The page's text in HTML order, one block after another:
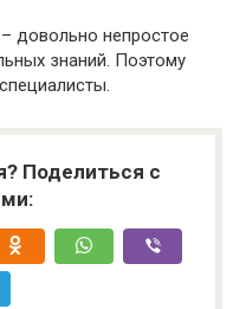
довольно непростое
знаний. Поэтому
Поделиться с